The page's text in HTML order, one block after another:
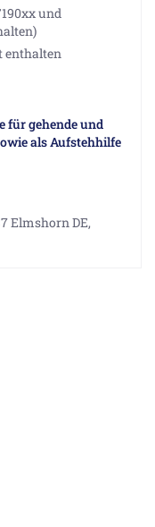
und
enthalten
für gehende und
als Aufstehhilfe
Elmshorn DE,